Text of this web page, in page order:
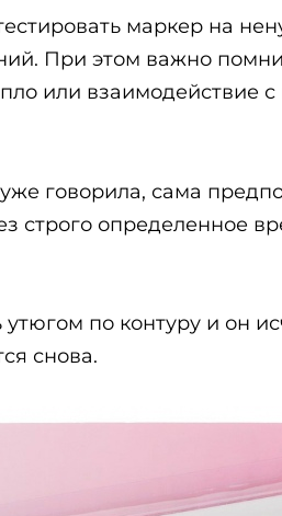
маркер на
При этом важно
или взаимодействие
говорила, сама
строго определенное
по контуру и он
снова.